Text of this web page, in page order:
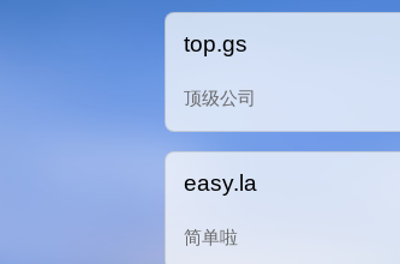
top.gs
顶级公司
easy.la
简单啦